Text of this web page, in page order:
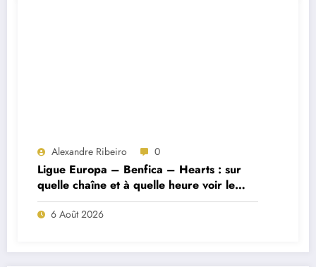
Alexandre Ribeiro 0
Ligue Europa – Benfica – Hearts : sur
quelle chaîne et à quelle heure voir le
match ?
6 Août 2026